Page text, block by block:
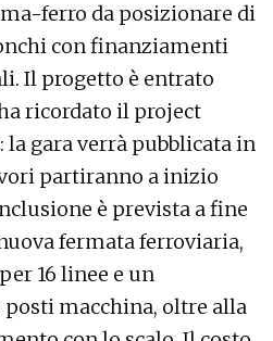
ferro da posizionare di
con finanziamenti
Il progetto è entrato
ricordato il project
la gara verrà pubblicata in
partiranno a inizio
è prevista a fine
fermata ferroviaria,
16 linee e un
posti macchina, oltre alla